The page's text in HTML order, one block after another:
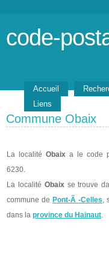
code-
Accueil
Liens
Commune Obaix
La localité Obaix a le code
6230.
La localité Obaixse trouve
commune de Pont-Ã -Celles,
dans la province du Hainaut.